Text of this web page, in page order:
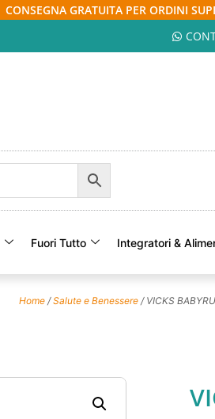
CONSEGNA GRATUITA PER ORDINI
Fuori Tutto Integratori &
Home /Salute e Benessere / VICKS